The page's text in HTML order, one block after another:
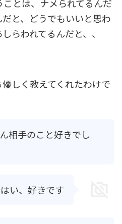
とは、ナメられてるんだ
と、どうでもいいと思わ
らわれてるんだと、、
しく教えてくれたわけで
相手のこと好きでし
はい、好きです